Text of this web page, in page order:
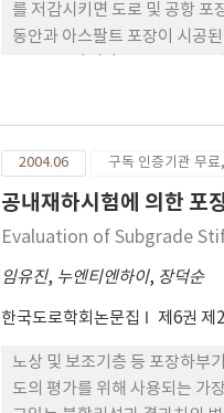
를 저감시키면 도로 및 공항 포
동안과 아스팔트 포장이 시공
아스팔트의 종류에 따라 다를
비율이 상당히 낮았다. 이와
된다는 것을 의미한다 이는 아
2004.06 구독 인증기관 무
공내재하시험에 의한 포
Evaluation of Subgrade
임유진, 누엔티엔하이, 장덕순
한국도로학회논문집 제6권 제
노상 및 보조기층 등 포장하부
도의 평가를 위해 사용되는 가